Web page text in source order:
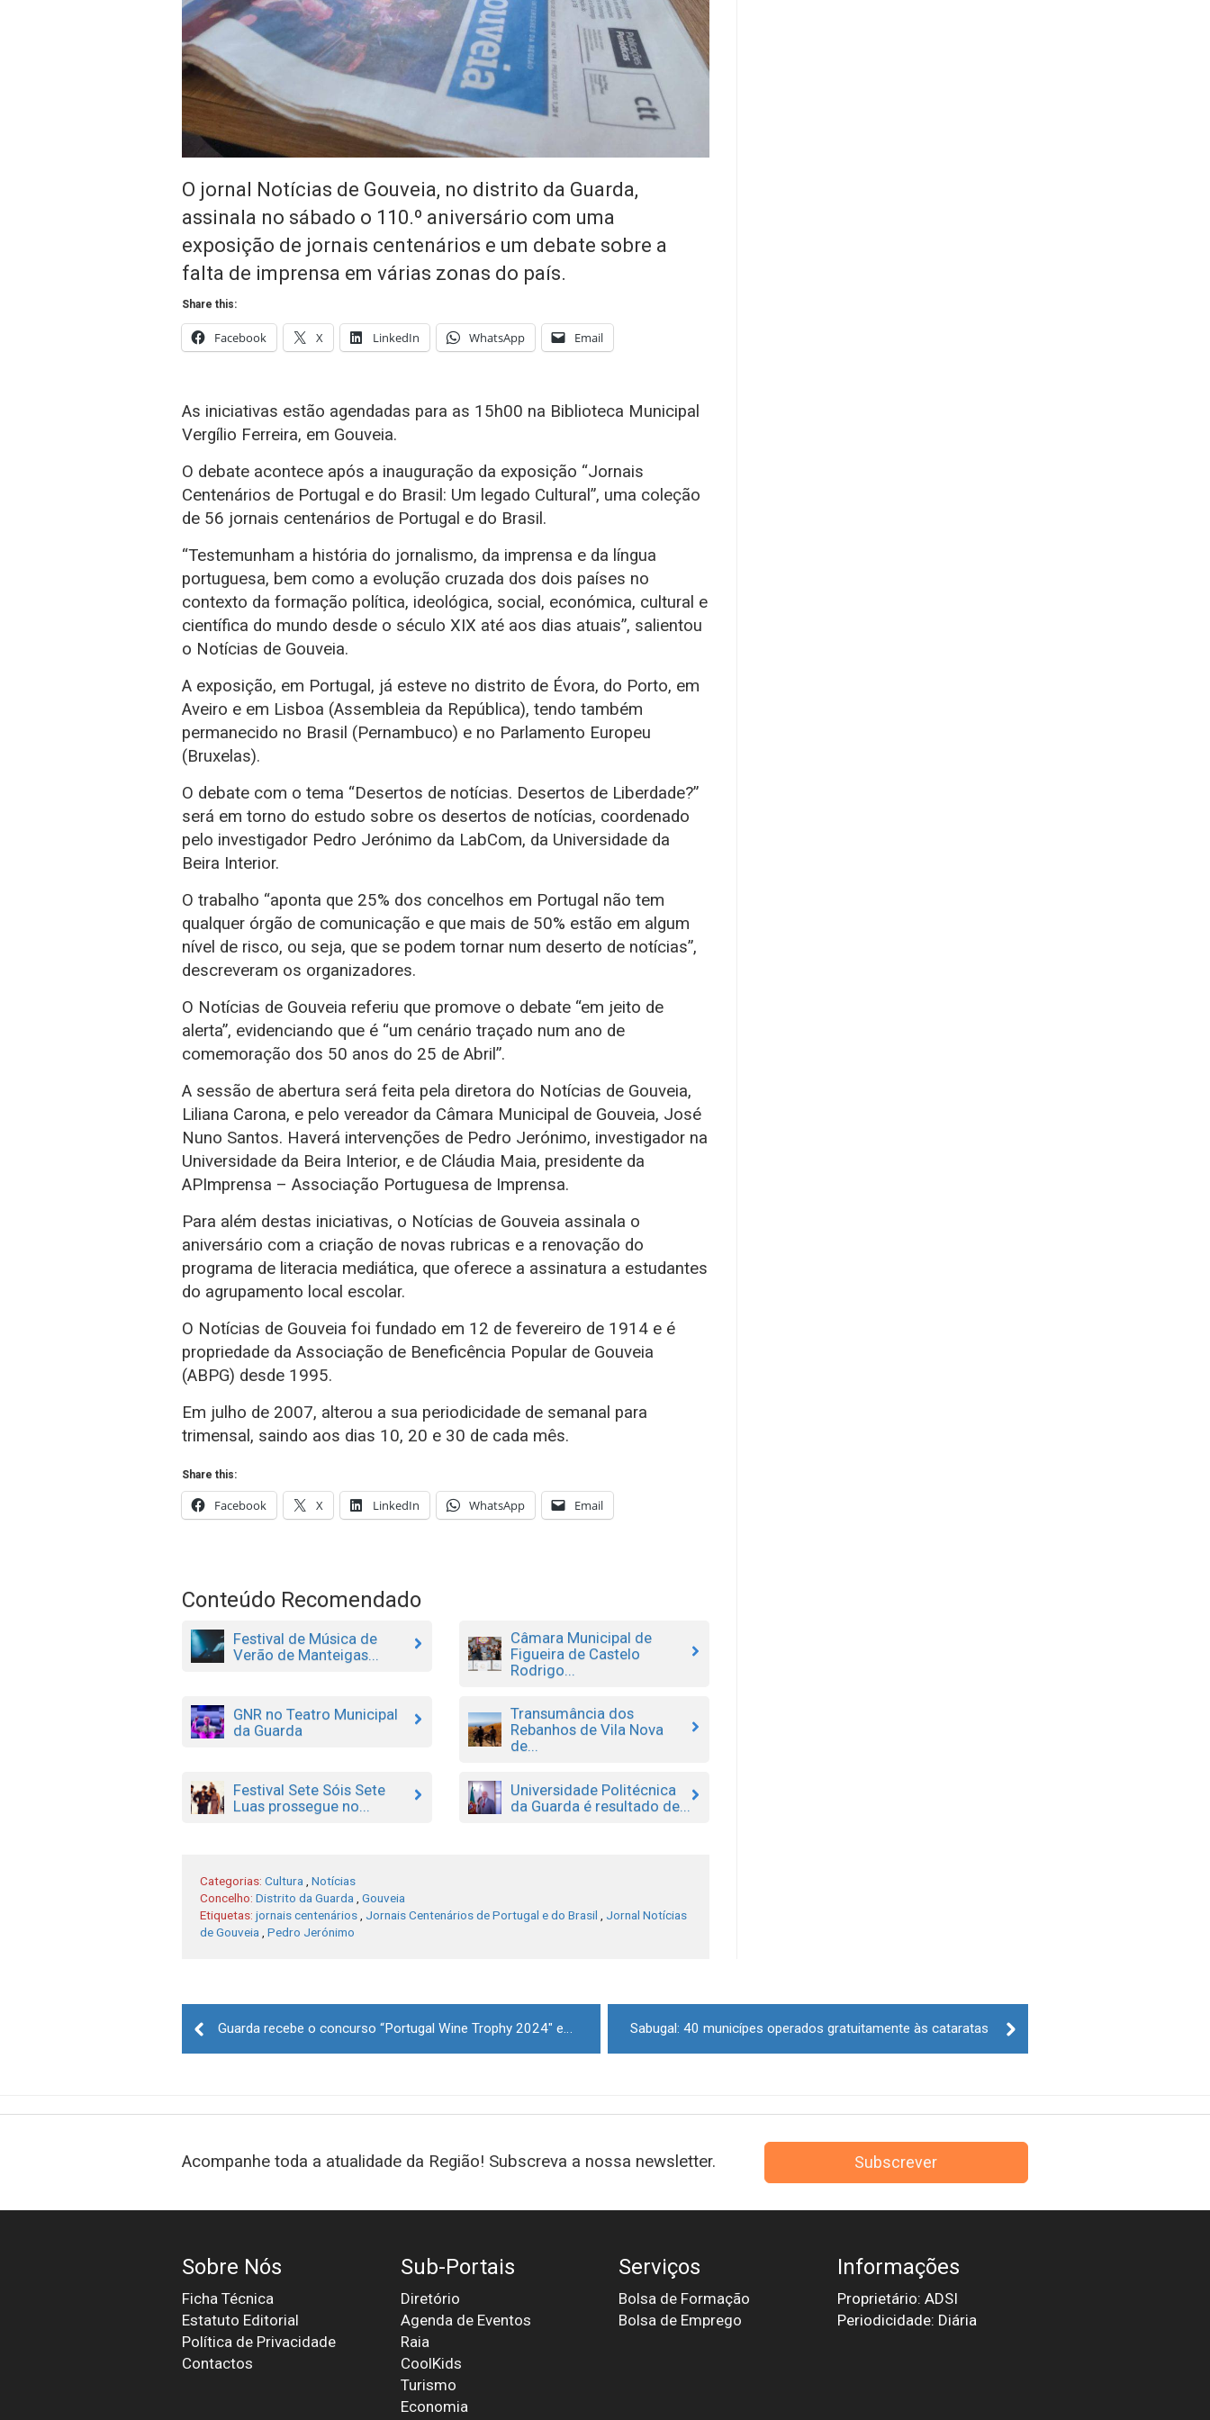
O jornal Notícias de Gouveia, no distrito da Guarda,
assinala no sábado o 110.º aniversário com uma
exposição de jornais centenários e um debate sobre a
falta de imprensa em várias zonas do país.
Share this:
Facebook X LinkedIn WhatsApp Email
As iniciativas estão agendadas para as 15h00 na Biblioteca Municipal
Vergílio Ferreira, em Gouveia.
O debate acontece após a inauguração da exposição “Jornais
Centenários de Portugal e do Brasil: Um legado Cultural”, uma coleção
de 56 jornais centenários de Portugal e do Brasil.
“Testemunham a história do jornalismo, da imprensa e da língua
portuguesa, bem como a evolução cruzada dos dois países no
contexto da formação política, ideológica, social, económica, cultural e
científica do mundo desde o século XIX até aos dias atuais”, salientou
o Notícias de Gouveia.
A exposição, em Portugal, já esteve no distrito de Évora, do Porto, em
Aveiro e em Lisboa (Assembleia da República), tendo também
permanecido no Brasil (Pernambuco) e no Parlamento Europeu
(Bruxelas).
O debate com o tema “Desertos de notícias. Desertos de Liberdade?”
será em torno do estudo sobre os desertos de notícias, coordenado
pelo investigador Pedro Jerónimo da LabCom, da Universidade da
Beira Interior.
O trabalho “aponta que 25% dos concelhos em Portugal não tem
qualquer órgão de comunicação e que mais de 50% estão em algum
nível de risco, ou seja, que se podem tornar num deserto de notícias”,
descreveram os organizadores.
O Notícias de Gouveia referiu que promove o debate “em jeito de
alerta”, evidenciando que é “um cenário traçado num ano de
comemoração dos 50 anos do 25 de Abril”.
A sessão de abertura será feita pela diretora do Notícias de Gouveia,
Liliana Carona, e pelo vereador da Câmara Municipal de Gouveia, José
Nuno Santos. Haverá intervenções de Pedro Jerónimo, investigador na
Universidade da Beira Interior, e de Cláudia Maia, presidente da
APImprensa – Associação Portuguesa de Imprensa.
Para além destas iniciativas, o Notícias de Gouveia assinala o
aniversário com a criação de novas rubricas e a renovação do
programa de literacia mediática, que oferece a assinatura a estudantes
do agrupamento local escolar.
O Notícias de Gouveia foi fundado em 12 de fevereiro de 1914 e é
propriedade da Associação de Beneficência Popular de Gouveia
(ABPG) desde 1995.
Em julho de 2007, alterou a sua periodicidade de semanal para
trimensal, saindo aos dias 10, 20 e 30 de cada mês.
Share this:
Facebook X LinkedIn WhatsApp Email
Conteúdo Recomendado
Festival de Música de
Verão de Manteigas...
Câmara Municipal de
Figueira de Castelo
Rodrigo...
GNR no Teatro Municipal
da Guarda
Transumância dos
Rebanhos de Vila Nova
de...
Festival Sete Sóis Sete
Luas prossegue no...
Universidade Politécnica
da Guarda é resultado de...
Categorias: Cultura
Notícias
Concelho: Distrito da Guarda
Gouveia
Etiquetas: jornais centenários Jornais Centenários de Portugal e do Brasil
Jornal Notícias
de Gouveia
Pedro Jerónimo
navigation
Guarda recebe o concurso “Portugal Wine Trophy 2024" em abril Sabugal: 40 municípes operados gratuitamente às cataratas
Acompanhe toda a atualidade da Região! Subscreva a nossa newsletter. Subscrever
Sobre Nós
Ficha Técnica
Estatuto Editorial
Política de Privacidade
Contactos
Sub-Portais
Diretório
Agenda de Eventos
Raia
CoolKids
Turismo
Economia
Serviços
Bolsa de Formação
Bolsa de Emprego
Informações
Proprietário: ADSI
Periodicidade: Diária